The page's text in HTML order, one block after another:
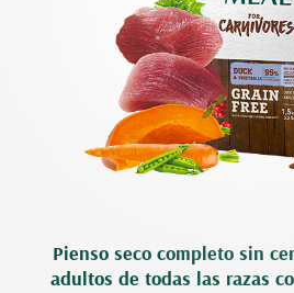
Pienso seco completo sin
adultos de todas las razas